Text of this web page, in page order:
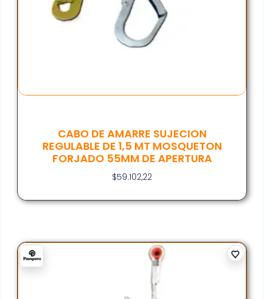
CABO DE AMARRE SUJECION
REGULABLE DE 1,5 MT MOSQUETON
FORJADO 55MM DE APERTURA
$59.102,22